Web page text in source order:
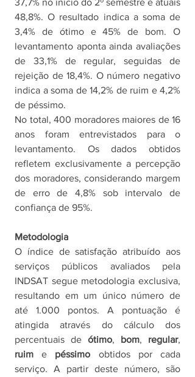
48,8%. O resultado indica a soma de
3,4% de ótimo e 45% de bom. O
levantamento aponta ainda avaliações
de 33,1% de regular, seguidas de
rejeição de 18,4%. O número negativo
indica a soma de 14,2% de ruim e 4,2%
de péssimo.
No total, 400 moradores maiores de 16
anos foram entrevistados para o
levantamento. Os dados obtidos
refletem exclusivamente a percepção
dos moradores, considerando margem
de erro de 4,8% sob intervalo de
confiança de 95%.
Metodologia
O índice de satisfação atribuído aos
serviços públicos avaliados pela
INDSAT segue metodologia exclusiva,
resultando em um único número de
até 1.000 pontos. A pontuação é
atingida através do cálculo dos
percentuais de ótimo, bom, regular
ruim e péssimo obtidos por cada
serviço. A partir deste número, são